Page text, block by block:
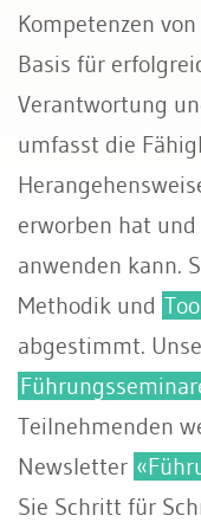
Kompetenzen
Basis für
Verantwortung
umfasst die
erworben hat
anwenden kann.
Methodik und
abgestimmt.
Teilnehmenden
Newsletter
Sie Schritt für